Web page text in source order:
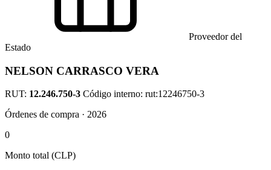
Proveedor del
Estado
NELSON CARRASCO VERA
RUT: 12.246.750-3 Código interno: rut:12246750-3
Órdenes de compra · 2026
0
Monto total (CLP)